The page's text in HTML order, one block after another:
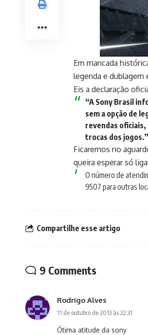
Em mancada
legenda e
Eis a declaração
“A Sony Brasil
sem a opção de
revendas
trocas dos jogos.”
Ficaremos no
queira esperar só
O número de
9507 para outras
Compartilhe esse artigo
9 Comments
Rodrigo Alves
11 de outubro de 2013 às 22:31
Ótima atitude da sony